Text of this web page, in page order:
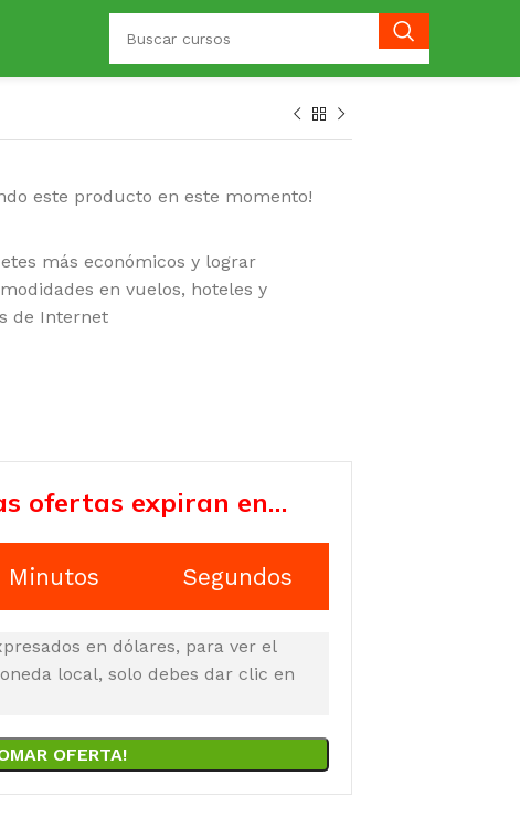
este producto en este momento!
más económicos y lograr
en vuelos, hoteles y
de Internet
ofertas expiran en…
Minutos Segundos
en dólares, para ver el
local, solo debes dar clic en
OFERTA!